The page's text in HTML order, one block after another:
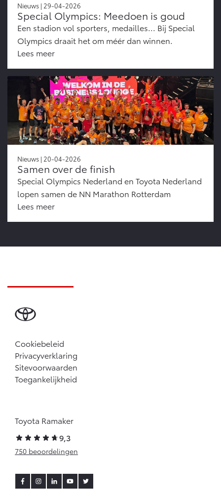
Nieuws | 29-04-2026
Special Olympics: Meedoen is goud
Een stadion vol sporters, medailles... Bij Special
Olympics draait het om méér dan winnen.
Lees meer
Nieuws | 20-04-2026
Samen over de finish
Special Olympics Nederland en Toyota Nederland
lopen samen de NN Marathon Rotterdam
Lees meer
Cookiebeleid
Privacyverklaring
Sitevoorwaarden
Toegankelijkheid
Toyota Ramaker
9,3
750 beoordelingen